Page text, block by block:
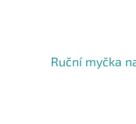
Ruční myčka